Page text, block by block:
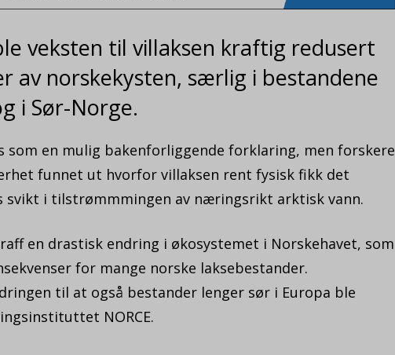
veksten til villaksen kraftig redusert
av norskekysten, særlig i bestandene
i Sør-Norge.
som en mulig bakenforliggende forklaring, men forskere
funnet ut hvorfor villaksen rent fysisk fikk det
svikt i tilstrømmmingen av næringsrikt arktisk vann.
en drastisk endring i økosystemet i Norskehavet, som
for mange norske laksebestander.
til at også bestander lenger sør i Europa ble
NORCE.